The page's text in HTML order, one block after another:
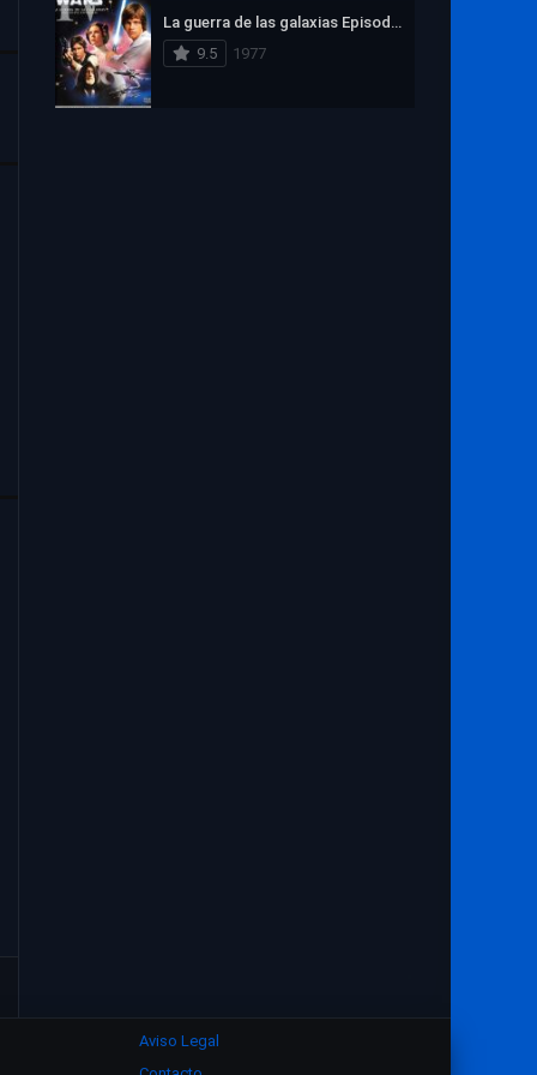
La guerra de las galaxias Episodio IV: Una nueva esperanza
9.5
1977
Aviso Legal